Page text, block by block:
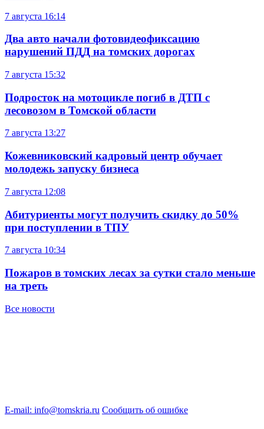
7 августа 16:14
Два авто начали фотовидеофиксацию
нарушений ПДД на томских дорогах
7 августа 15:32
Подросток на мотоцикле погиб в ДТП с
лесовозом в Томской области
7 августа 13:27
Кожевниковский кадровый центр обучает
молодежь запуску бизнеса
7 августа 12:08
Абитуриенты могут получить скидку до 50%
при поступлении в ТПУ
7 августа 10:34
Пожаров в томских лесах за сутки стало меньше
на треть
Все новости
E-mail: info@tomskria.ru Сообщить об ошибке